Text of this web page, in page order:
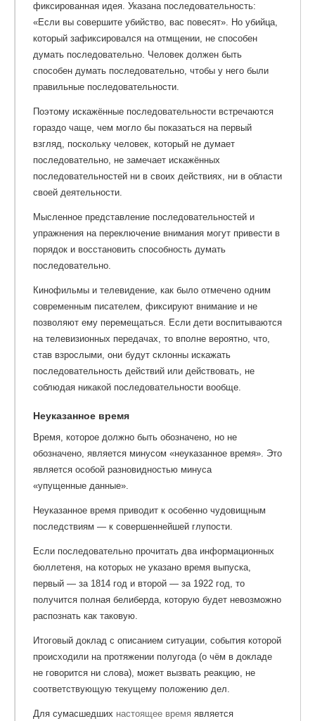
фиксированная идея. Указана последовательность:
«Если вы совершите убийство, вас повесят». Но убийца,
который зафиксировался на отмщении, не способен
думать последовательно. Человек должен быть
способен думать последовательно, чтобы у него были
правильные последовательности.
Поэтому искажённые последовательности встречаются
гораздо чаще, чем могло бы показаться на первый
взгляд, поскольку человек, который не думает
последовательно, не замечает искажённых
последовательностей ни в своих действиях, ни в области
своей деятельности.
Мысленное представление последовательностей и
упражнения на переключение внимания могут привести в
порядок и восстановить способность думать
последовательно.
Кинофильмы и телевидение, как было отмечено одним
современным писателем, фиксируют внимание и не
позволяют ему перемещаться. Если дети воспитываются
на телевизионных передачах, то вполне вероятно, что,
став взрослыми, они будут склонны искажать
последовательность действий или действовать, не
соблюдая никакой последовательности вообще.
Неуказанное время
Время, которое должно быть обозначено, но не
обозначено, является минусом «неуказанное время». Это
является особой разновидностью минуса
«упущенные данные».
Неуказанное время приводит к особенно чудовищным
последствиям — к совершеннейшей глупости.
Если последовательно прочитать два информационных
бюллетеня, на которых не указано время выпуска,
первый — за 1814 год и второй — за 1922 год, то
получится полная белиберда, которую будет невозможно
распознать как таковую.
Итоговый доклад с описанием ситуации, события которой
происходили на протяжении полугода (о чём в докладе
не говорится ни слова), может вызвать реакцию, не
соответствующую текущему положению дел.
Для сумасшедших настоящее время является